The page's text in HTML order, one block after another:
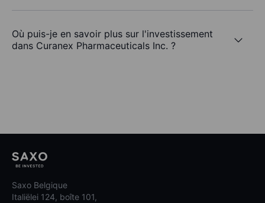
Où puis-je en savoir plus sur l'investissement
dans Curanex Pharmaceuticals Inc. ?
Saxo Belgique
Italiëlei 124, boîte 101,